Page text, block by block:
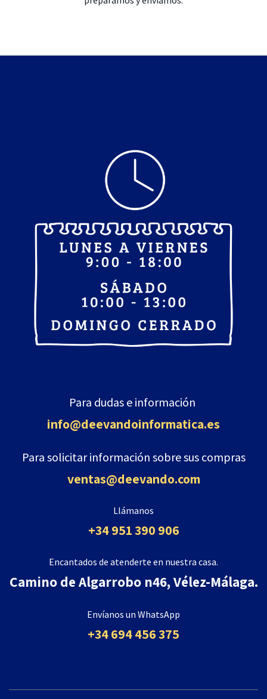
Para dudas e información
info@deevandoinformatica.es
Para solicitar información sobre sus compras
ventas@deevando.com
Llámanos
+34 951 390 906
Encantados de atenderte en nuestra casa.
Camino de Algarrobo n46, Vélez-Málaga.
Envíanos un WhatsApp
+34 694 456 375